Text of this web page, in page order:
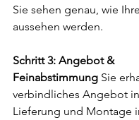
Sie sehen genau, wie
aussehen werden.
Schritt 3: Angebot &
Feinabstimmung Sie
verbindliches Angebot
Lieferung und Montage